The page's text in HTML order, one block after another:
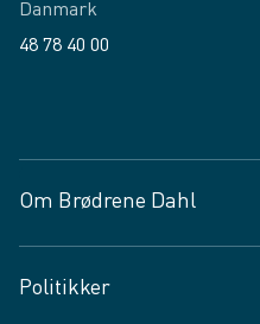
Danmark
48 78 40 00
Om Brødrene Dahl
Vagttelefon 30 10 89 89
Politikker